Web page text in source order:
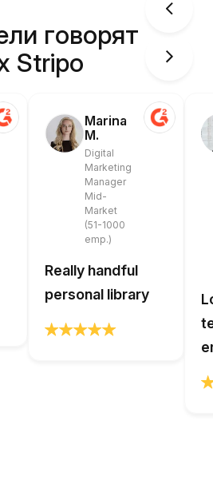
говорят
Stripo
Marina
M.
Digital
Marketing
Manager
Mid-
Market
(51-1000
emp.)
Really handful
personal library